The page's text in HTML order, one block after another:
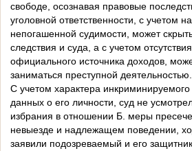
свободе, осознавая правовые
уголовной ответственности, с учетом
непогашенной судимости, может
следствия и суда, а с учетом
официального источника доходов,
заниматься преступной деятельностью.
С учетом характера
данных о его личности, суд не
избрания в отношении Б. меры
невыезде и надлежащем поведении,
заявили подозреваемый и его защитник.